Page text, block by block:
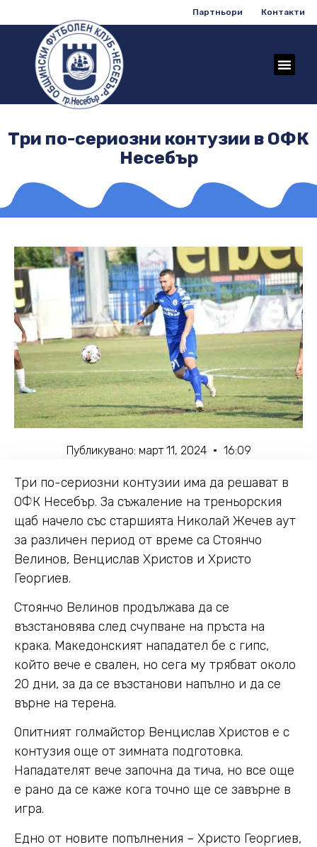
Партньори Контакти
Три по-сериозни контузии в ОФК
Несебър
Публикувано: март 11, 2024 16:09
Три по-сериозни контузии има да решават в
ОФК Несебър. За съжаление на треньорския
щаб начело със старшията Николай Жечев аут
за различен период от време са Стоянчо
Велинов, Венцислав Христов и Христо
Георгиев.
Стоянчо Велинов продължава да се
възстановява след счупване на пръста на
крака. Македонският нападател бе с гипс,
който вече е свален, но сега му трябват около
20 дни, за да се възстанови напълно и да се
върне на терена.
Опитният голмайстор Венцислав Христов е с
контузия още от зимната подготовка.
Нападателят вече започна да тича, но все още
е рано да се каже кога точно ще се завърне в
игра.
Едно от новите попълнения – Христо Георгиев,